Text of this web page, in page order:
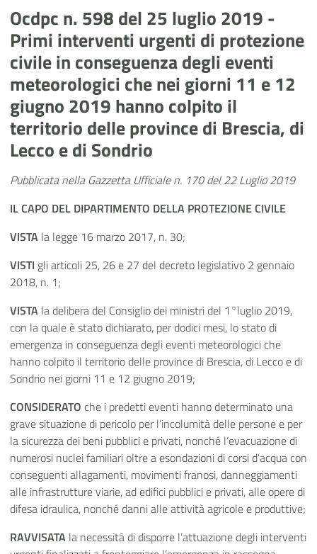
Ocdpc n. 598 del 25 luglio 2019 -
Primi interventi urgenti di protezione
civile in conseguenza degli eventi
meteorologici che nei giorni 11 e 12
giugno 2019 hanno colpito il
territorio delle province di Brescia, di
Lecco e di Sondrio
Pubblicata nella Gazzetta Ufficiale n. 170del 22 Luglio 2019
IL CAPO DEL DIPARTIMENTO DELLA PROTEZIONE CIVILE
VISTA la legge 16 marzo 2017, n. 30;
VISTI gli articoli 25, 26 e 27 del decreto legislativo 2 gennaio
2018, n. 1;
VISTA la delibera del Consiglio dei ministri del 1°luglio 2019,
con la quale è stato dichiarato, per dodici mesi, lo stato di
emergenza in conseguenza degli eventi meteorologici che
hanno colpito il territorio delle province di Brescia, di Lecco e di
Sondrio nei giorni 11 e 12 giugno 2019;
CONSIDERATO che i predetti eventi hanno determinato una
grave situazione di pericolo per l’incolumità delle persone e per
la sicurezza dei beni pubblici e privati, nonché l’evacuazione di
numerosi nuclei familiari oltre a esondazioni di corsi d’acqua con
conseguenti allagamenti, movimenti franosi, danneggiamenti
alle infrastrutture viarie, ad edifici pubblici e privati, alle opere di
difesa idraulica, nonché danni alle attività agricole e produttive;
RAVVISATA la necessità di disporre l’attuazione degli interventi